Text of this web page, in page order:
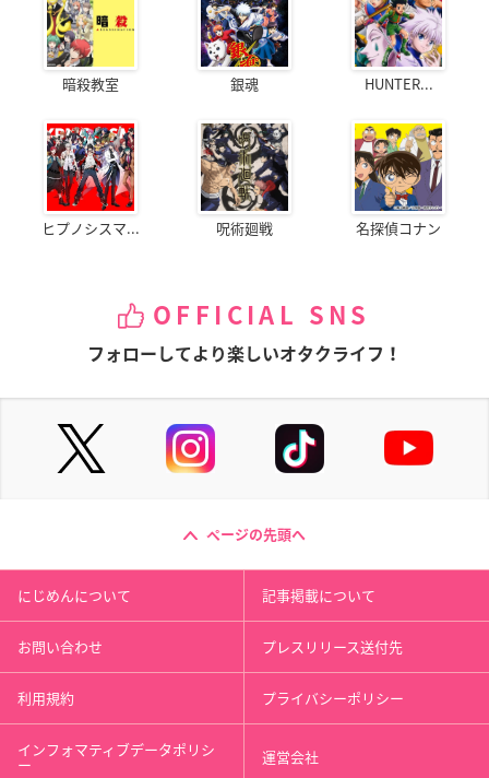
暗殺教室 銀魂 HUNTER...
ヒプノシスマ... 呪術廻戦 名探偵コナン
OFFICIAL SNS
フォローしてより楽しいオタクライフ！
ページの先頭へ
にじめんについて 記事掲載について
お問い合わせ プレスリリース送付先
利用規約 プライバシーポリシー
インフォマティブデータポリシ
ー 運営会社